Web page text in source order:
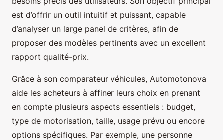
est d’offrir un outil intuitif et puissant, capable
d’analyser un large panel de critères, afin de
proposer des modèles pertinents avec un excellent
rapport qualité-prix.
Grâce à son comparateur véhicules, Automotonova
aide les acheteurs à affiner leurs choix en prenant
en compte plusieurs aspects essentiels : budget,
type de motorisation, taille, usage prévu ou encore
options spécifiques. Par exemple, une personne